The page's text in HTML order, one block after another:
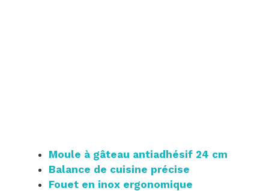
Moule à gâteau antiadhésif 24 cm
Balance de cuisine précise
Fouet en inox ergonomique